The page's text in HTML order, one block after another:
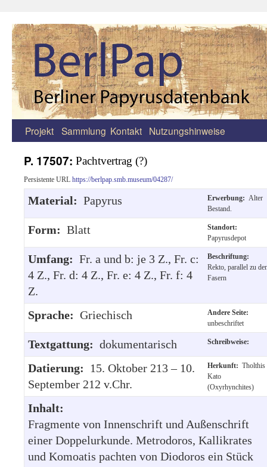
Zum
springen
Projekt Sammlung Kontakt Nutzungshinweise
P. 17507: Pachtvertrag (?)
Persistente URL https://berlpap.smb.museum/04287/
Material: Papyrus Erwerbung: Alter
Bestand.
Form: Blatt
Standort:
Papyrusdepot
Umfang: Fr. a und b: je 3 Z., Fr. c:
4 Z., Fr. d: 4 Z., Fr. e: 4 Z., Fr. f: 4
Z.
Beschriftung:
Rekto, parallel zu
Fasern
Sprache: Griechisch
Andere Seite:
unbeschriftet
Textgattung: dokumentarisch Schreibweise:
Datierung: 15. Oktober 213 – 10.
September 212 v.Chr.
Herkunft: Tholthis
Kato
(Oxyrhynchites)
Inhalt:
Fragmente von Innenschrift und Außenschrift
einer Doppelurkunde. Metrodoros, Kallikrates
und Komoatis pachten von Diodoros ein Stück